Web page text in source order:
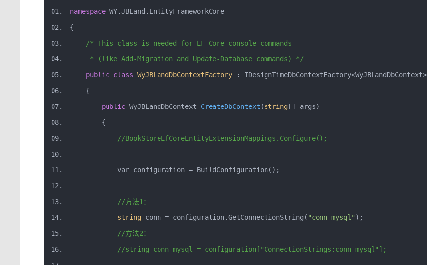
namespace WY.JBLand . EntityFrameworkCore
{
/* This class is needed for EF Core console commands
     * (like Add-Migration and Update-Database commands) */
public class WyJBLandDbContextFactory : IDesignTimeDbContextFactory<WyJBLandDbContext>
{
public WyJBLandDbContext CreateDbContext (string [] args)
{
//BookStoreEfCoreEntityExtensionMappings.Configure();
var configuration = BuildConfiguration();
//方法1：
string conn = configuration.GetConnectionString ( "conn_mysql" );
//方法2：
//string conn_mysql = configuration["ConnectionStrings:conn_mysql"];